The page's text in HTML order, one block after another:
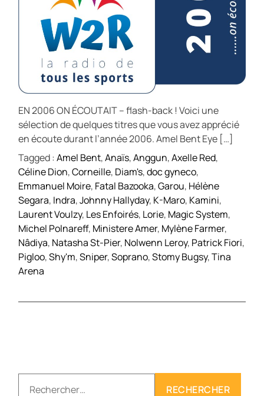
EN 2006 ON ÉCOUTAIT – flash-back ! Voici une
sélection de quelques titres que vous avez apprécié
en écoute durant l’année 2006. Amel Bent Eye […]
Tagged :Amel Bent,Anaïs,Anggun,Axelle Red,
Céline Dion,Corneille, Diam's,doc gyneco,
Emmanuel Moire, Fatal Bazooka,Garou, Hélène
Segara, Indra,Johnny Hallyday, K-Maro, Kamini,
Laurent Voulzy, Les Enfoirés, Lorie, Magic System,
Michel Polnareff, Ministere Amer, Mylène Farmer,
Nâdiya, Natasha St-Pier, Nolwenn Leroy, Patrick Fiori,
Pigloo,Shy'm,Sniper,Soprano,Stomy Bugsy,Tina
Arena